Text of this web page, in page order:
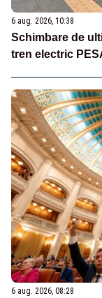
6 aug. 2026, 10:38
Schimbare de
tren electric
6 aug. 2026, 08:28